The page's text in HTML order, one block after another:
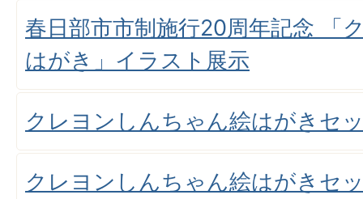
春日部市市制施行20周年記念 「
はがき」イラスト展示
クレヨンしんちゃん絵はがきセ
クレヨンしんちゃん絵はがきセ